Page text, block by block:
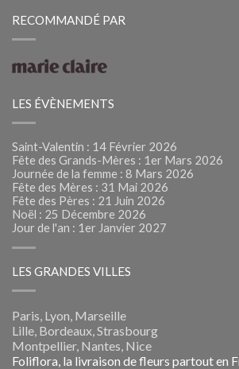
RECOMMANDÉ PAR
LES ÉVÈNEMENTS
Saint-Valentin : 14 Février 2026
Fête des Grands-Mères : 1er Mars 2026
Journée de la femme : 8 Mars 2026
Fête des Mères : 31 Mai 2026
Fête des Pères : 21 Juin 2026
Noël : 25 Décembre 2026
Jour de l'an : 1er Janvier 2027
LES GRANDES VILLES
Paris, Lyon, Marseille
Lille, Bordeaux, Strasbourg
Montpellier, Nantes, Nice
Foliflora, la livraison de fleurs partout en